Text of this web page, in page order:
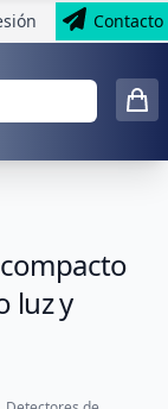
Contacto
luz y